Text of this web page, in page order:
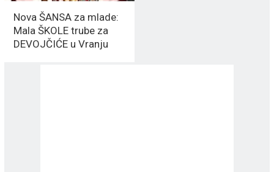
Nova ŠANSA za mlade:
Mala ŠKOLE trube za
DEVOJČIĆE u Vranju